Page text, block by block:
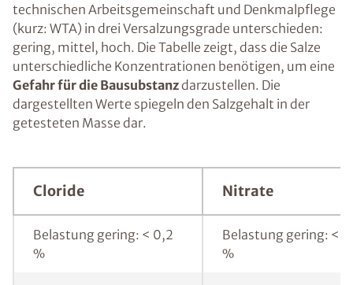
technischen Arbeitsgemeinschaft und Denkmalpflege
(kurz: WTA) in drei Versalzungsgrade unterschieden:
gering, mittel, hoch. Die Tabelle zeigt, dass die Salze
unterschiedliche Konzentrationen benötigen, um eine
Gefahr für die Bausubstanzdarzustellen. Die
dargestellten Werte spiegeln den Salzgehalt in der
getesteten Masse dar.
Cloride Nitrate
Belastung gering: < 0,2
%
Belastung gering: <
%